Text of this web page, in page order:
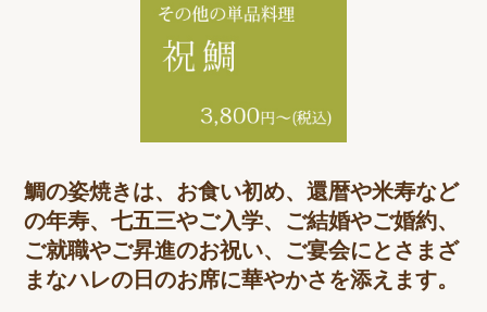
鯛の姿焼きは、お食い初め、還暦や米寿など
の年寿、七五三やご入学、ご結婚やご婚約、
ご就職やご昇進のお祝い、ご宴会にとさまざ
まなハレの日のお席に華やかさを添えます。